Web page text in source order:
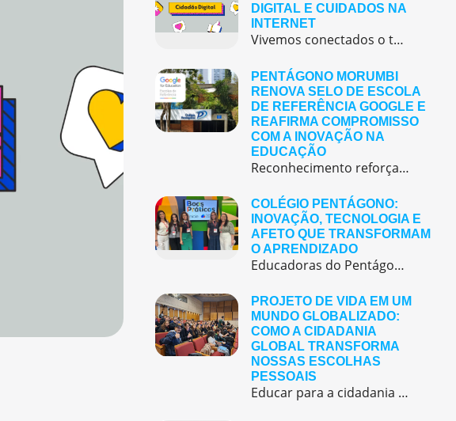
DIGITAL E CUIDADOS NA
INTERNET
Vivemos conectados o tempo todo — assistindo vídeos, jogando online, conversando com amigos e descobrindo novidades nas redes sociais. Mas será que sabemos usar tudo isso com segurança e consciência? 🤔. Este quiz interativo sobre Cidadania Digital foi criado para ajudar você a refletir sobre o uso responsável da internet, das redes sociais e dos […]
PENTÁGONO MORUMBI
RENOVA SELO DE ESCOLA
DE REFERÊNCIA GOOGLE E
REAFIRMA COMPROMISSO
COM A INOVAÇÃO NA
EDUCAÇÃO
Reconhecimento reforça o papel de referência do colégio em tecnologia educacional, formação docente e práticas pedagógicas inovadora O Pentágono Morumbi acaba de renovar o Selo de Escola de Referência Google, um reconhecimento que vai muito além do uso de tecnologias em sala de aula e representa o compromisso coletivo da escola com a inovação, a […]
COLÉGIO PENTÁGONO:
INOVAÇÃO, TECNOLOGIA E
AFETO QUE TRANSFORMAM
O APRENDIZADO
Educadoras do Pentágono são finalistas em prêmio nacional de boas práticas educacionais O Colégio Pentágono reafirma seu compromisso com uma educação inovadora, bilíngue e centrada no aluno, que alia tecnologia, criatividade e afeto para formar cidadãos preparados para o futuro.Acreditamos que a inovação é um pilar essencial para transformar a experiência de aprendizagem. Recentemente, nossas […]
PROJETO DE VIDA EM UM
MUNDO GLOBALIZADO:
COMO A CIDADANIA
GLOBAL TRANSFORMA
NOSSAS ESCOLHAS
PESSOAIS
Educar para a cidadania global é educar para a construção de projetos de vida mais engajados e conscientes.